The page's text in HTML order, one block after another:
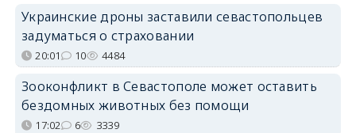
Украинские дроны заставили севастопольцев
задуматься о страховании
20:01 10 4484
Зооконфликт в Севастополе может оставить
бездомных животных без помощи
17:02 6 3339